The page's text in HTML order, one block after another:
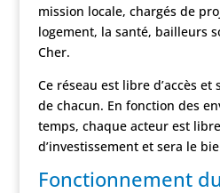
mission locale, chargés de
logement, la santé, bailleurs
Cher.
Ce réseau est libre d’accès et
de chacun. En fonction des
temps, chaque acteur est
d’investissement et sera le
Fonctionnement